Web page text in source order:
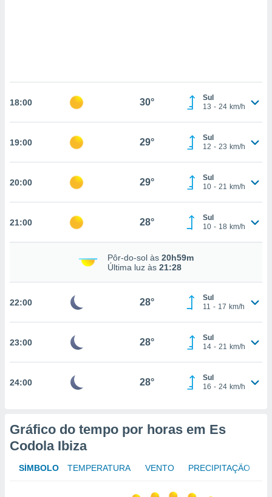
a
caso,
cookies
ou
Pode
de
através
18:00 30°
Sul
13 - 24 km/h
19:00 29°
Sul
12 - 23 km/h
20:00 29°
Sul
10 - 21 km/h
21:00 28°
Sul
10 - 18 km/h
Pôr-do-sol às 20h59m
Última luz às 21:28
22:00 28°
Sul
11 - 17 km/h
23:00 28°
Sul
14 - 21 km/h
24:00 28°
Sul
16 - 24 km/h
Gráfico do tempo por horas em Es
Codola Ibiza
SÍMBOLO TEMPERATURA VENTO PRECIPITAÇÃO